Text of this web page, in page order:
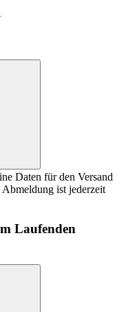
Daten für den Versand
ist jederzeit
Laufenden